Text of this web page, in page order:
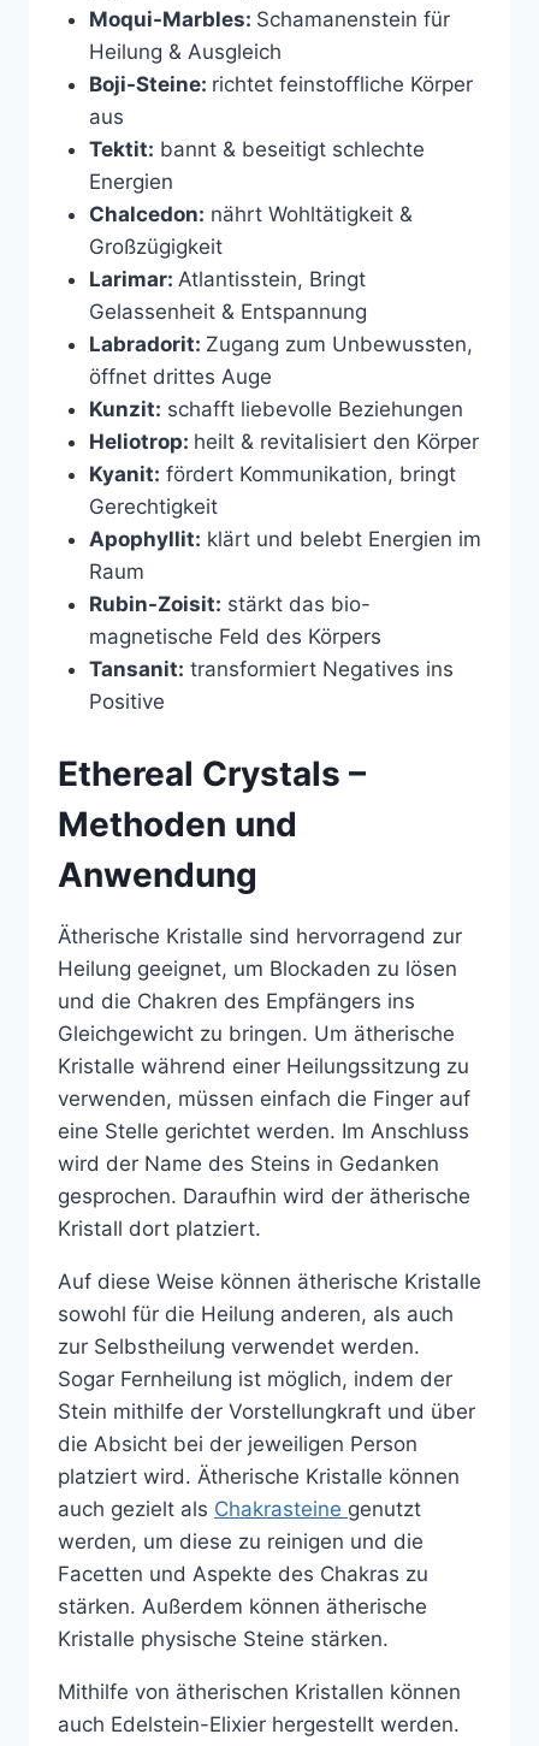
Moqui-Marbles: Schamanenstein für
Heilung & Ausgleich
Boji-Steine: richtet feinstoffliche Körper
aus
Tektit: bannt & beseitigt schlechte
Energien
Chalcedon: nährt Wohltätigkeit &
Großzügigkeit
Larimar: Atlantisstein, Bringt
Gelassenheit & Entspannung
Labradorit: Zugang zum Unbewussten,
öffnet drittes Auge
Kunzit: schafft liebevolle Beziehungen
Heliotrop: heilt & revitalisiert den Körper
Kyanit: fördert Kommunikation, bringt
Gerechtigkeit
Apophyllit: klärt und belebt Energien im
Raum
Rubin-Zoisit: stärkt das bio-
magnetische Feld des Körpers
Tansanit: transformiert Negatives ins
Positive
Ethereal Crystals –
Methoden und
Anwendung
Ätherische Kristalle sind hervorragend zur
Heilung geeignet, um Blockaden zu lösen
und die Chakren des Empfängers ins
Gleichgewicht zu bringen. Um ätherische
Kristalle während einer Heilungssitzung zu
verwenden, müssen einfach die Finger auf
eine Stelle gerichtet werden. Im Anschluss
wird der Name des Steins in Gedanken
gesprochen. Daraufhin wird der ätherische
Kristall dort platziert.
Auf diese Weise können ätherische Kristalle
sowohl für die Heilung anderen, als auch
zur Selbstheilung verwendet werden.
Sogar Fernheilung ist möglich, indem der
Stein mithilfe der Vorstellungkraft und über
die Absicht bei der jeweiligen Person
platziert wird. Ätherische Kristalle können
auch gezielt als Chakrasteine genutzt
werden, um diese zu reinigen und die
Facetten und Aspekte des Chakras zu
stärken. Außerdem können ätherische
Kristalle physische Steine stärken.
Mithilfe von ätherischen Kristallen können
auch Edelstein-Elixier hergestellt werden.